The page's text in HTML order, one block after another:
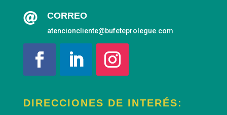
 CORREO
atencioncliente@bufeteprolegue.com
DIRECCIONES DE INTERÉS: